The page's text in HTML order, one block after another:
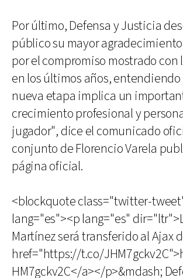
Por último, Defensa y Justicia
público su mayor
por el compromiso mostrado
en los últimos años, entendiendo
nueva etapa implica un
crecimiento profesional y
jugador", dice el comunicado
conjunto de Florencio Varela
página oficial.
<blockquote class="twitter-
lang="es"><p lang="es"
Martínez será transferido al Ajax
href="https://t.co/
HM7gckv2C</a></p>&mdash;